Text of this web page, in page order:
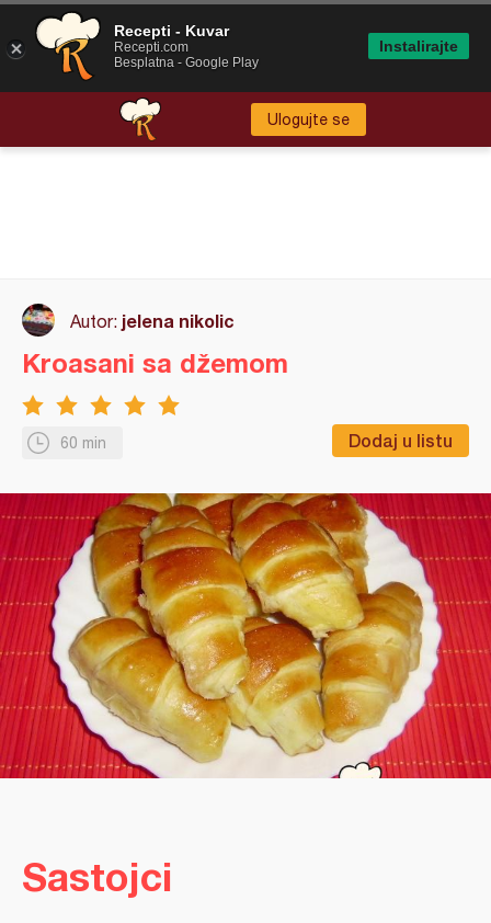
Ulogujte se
Autor: jelena nikolic
60 min Dodaj u listu
Kroasani sa džemom
Sastojci
Recepti - Kuvar
Recepti.com
Besplatna - Google Play
Instalirajte